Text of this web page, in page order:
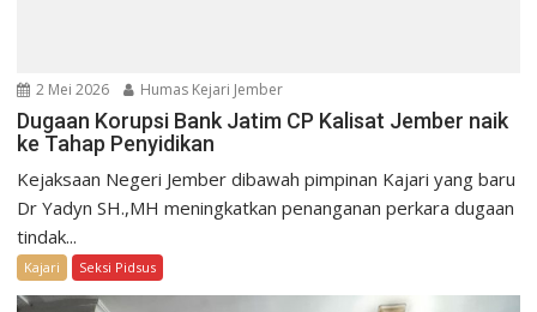
2 Mei 2026 Humas Kejari Jember
Dugaan Korupsi Bank Jatim CP Kalisat Jember naik
ke Tahap Penyidikan
Kejaksaan Negeri Jember dibawah pimpinan Kajari yang baru
Dr Yadyn SH.,MH meningkatkan penanganan perkara dugaan
tindak...
Kajari Seksi Pidsus